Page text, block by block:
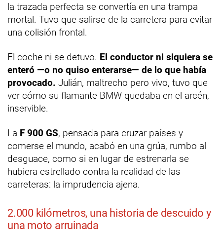
la trazada perfecta se convertía en una trampa
mortal. Tuvo que salirse de la carretera para evitar
una colisión frontal.
El coche ni se detuvo. El conductor ni siquiera se
enteró —o no quiso enterarse— de lo que había
provocado. Julián, maltrecho pero vivo, tuvo que
ver cómo su flamante BMW quedaba en el arcén,
inservible.
La F 900 GS, pensada para cruzar países y
comerse el mundo, acabó en una grúa, rumbo al
desguace, como si en lugar de estrenarla se
hubiera estrellado contra la realidad de las
carreteras: la imprudencia ajena.
2.000 kilómetros, una historia de descuido y
una moto arruinada